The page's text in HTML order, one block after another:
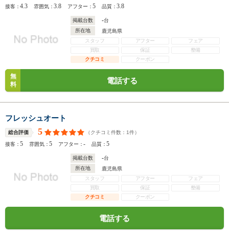
接客：4.3 雰囲気：3.8 アフター：5 品質：3.8
掲載台数 -台
所在地
鹿児島県
スタッフ
アフター
フェア
買取
保証
整備
クチコミ
クーポン
無
料
電話する
フレッシュオート
総合評価 5 （クチコミ件数： 1件）
接客：5 雰囲気：5 アフター：- 品質：5
掲載台数 -台
所在地
鹿児島県
スタッフ
アフター
フェア
買取
保証
整備
クチコミ
クーポン
電話する